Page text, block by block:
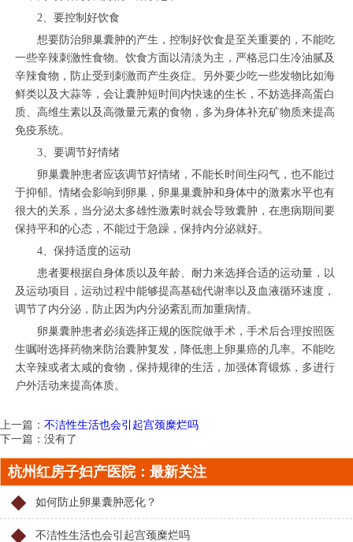
2、要控制好饮食
想要防治卵巢囊肿的产生，控制好饮食是至关重要的，不能吃
一些辛辣刺激性食物。饮食方面以清淡为主，严格忌口生冷油腻及
辛辣食物，防止受到刺激而产生炎症。另外要少吃一些发物比如海
鲜类以及大蒜等，会让囊肿短时间内快速的生长，不妨选择高蛋白
质、高维生素以及高微量元素的食物，多为身体补充矿物质来提高
免疫系统。
3、要调节好情绪
卵巢囊肿患者应该调节好情绪，不能长时间生闷气，也不能过
于抑郁。情绪会影响到卵巢，卵巢巢囊肿和身体中的激素水平也有
很大的关系，当分泌太多雄性激素时就会导致囊肿，在患病期间要
保持平和的心态，不能过于急躁，保持内分泌就好。
4、保持适度的运动
患者要根据自身体质以及年龄、耐力来选择合适的运动量，以
及运动项目，运动过程中能够提高基础代谢率以及血液循环速度，
调节了内分泌，防止因为内分泌紊乱而加重病情。
卵巢囊肿患者必须选择正规的医院做手术，手术后合理按照医
生嘱咐选择药物来防治囊肿复发，降低患上卵巢癌的几率。不能吃
太辛辣或者太咸的食物，保持规律的生活，加强体育锻炼，多进行
户外活动来提高体质。
上一篇： 不洁性生活也会引起宫颈糜烂吗
下一篇：没有了
杭州红房子妇产医院：最新关注
如何防止卵巢囊肿恶化？
不洁性生活也会引起宫颈糜烂吗